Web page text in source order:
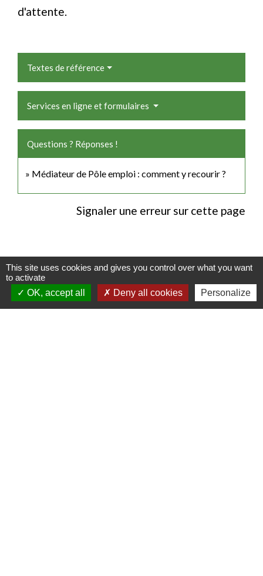
d'attente.
Textes de référence
Services en ligne et formulaires
Questions ? Réponses !
Médiateur de Pôle emploi : comment y recourir ?
Signaler une erreur sur cette page
Contacts
Commune de Luitré-Dompierre
This site uses cookies and gives you control over what you want
to activate
OK, accept all
Deny all cookies Personalize